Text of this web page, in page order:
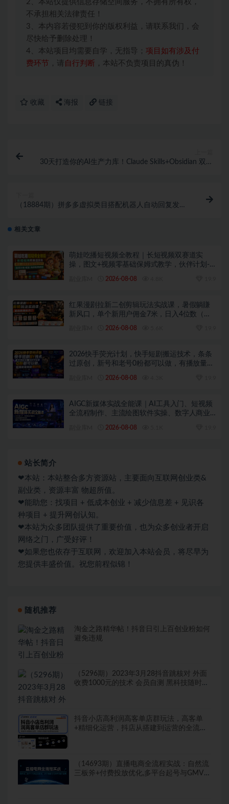
2、本站仅提供信息存储空间服务，不拥有所有权，
不承担相关法律责任！
3、本内容若侵犯到你的版权利益，请联系我们，会
尽快给予删除处理！
4、本站项目均需要自学，无指导； 项目如有涉及付
费环节 ，请 自行判断 ，本站不负责项目的真伪！
收藏 海报 链接
30天打造你的AI生产力库！Claude Skills+Obsidian 双教
（18884期）拼多多虚拟类目搭配机器人自动回复发
相关文章
萌娃吃播短视频全教程｜长短视频双赛道实
操，图文+视频零基础保姆式教学，伙伴计划-
2026-08-08
红果漫剧拉新二创剪辑玩法实战课，暑假躺賺
新风口，单个新用户佣金7米，日入4位数（更
2026-08-08
2026快手荧光计划，快手短剧搬运技术，条条
过原创，新号和老号0粉都可以做，有播放量就
2026-08-08
AIGC新媒体实战全能课｜AI工具入门、短视频
全流程制作、主流绘图软件实操、数字人商业
2026-08-08
站长简介
❤本站：本站整合多方资源站，主要面向互联网创业类&
副业类，资源丰富 物超所值。
❤能助您：找项目 + 低成本创业 + 减少信息差 + 见识各
种项目 + 提升网创认知。
❤本站为众多团队提供了重要价值，也为众多创业者开启
网络之门，广受好评！
❤如果您也依存于互联网，欢迎加入本站会员，将尽早为
您提供丰盛价值。祝您前程似锦！
随机推荐
淘金之路精华帖！抖音日引上百创业粉如何
避免违规
（5296期）2023年3月28抖音跳核对 外面
收费1000元的技术 会员自测 黑科技随时可
抖音小店高利润高客单店群玩法，高客单
+精细化运营，抖店从搭建到运营的全流程
（14693期）直播电商全流程实战：自然流
三板斧+付费投放优化,多平台起号与GMV提